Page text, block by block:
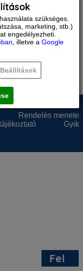
8web.hu
tartalmazzák.
Rendelés menete
Gyik
szükséges.
marketing, stb.)
engedélyezheti.
, illetve a Google
Beállítások
Fel